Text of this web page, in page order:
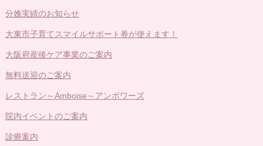
分娩実績のお知らせ
大東市子育てスマイルサポート券が使えます！
大阪府産後ケア事業のご案内
無料送迎のご案内
レストラン～Amboise～アンボワーズ
院内イベントのご案内
診療案内